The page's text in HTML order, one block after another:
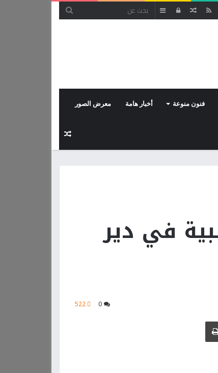
إضافةتسجيل مقال
فنون منوعة أخبار هامة معرض الصور
مقال
عشوائي
في دير
0
522
طباعة